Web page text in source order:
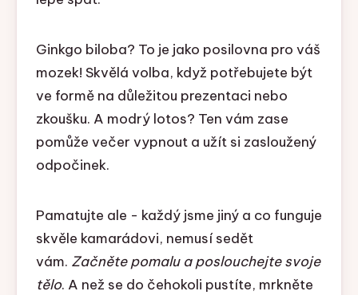
Ginkgo biloba? To je jako posilovna pro váš
mozek! Skvělá volba, když potřebujete být
ve formě na důležitou prezentaci nebo
zkoušku. A modrý lotos? Ten vám zase
pomůže večer vypnout a užít si zasloužený
odpočinek.
Pamatujte ale - každý jsme jiný a co funguje
skvěle kamarádovi, nemusí sedět
vám. Začněte pomalu a poslouchejte svoje
tělo. A než se do čehokoli pustíte, mrkněte